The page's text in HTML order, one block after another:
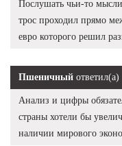
Послушать чьи-то
трос проходил прямо
евро которого решил
Пшеничный ответил(а)
Анализ и цифры
страны хотели бы
наличии мирового